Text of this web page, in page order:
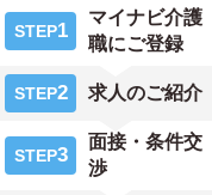
STEP1
マイナビ介護
職にご登録
STEP2 求人のご紹介
STEP3
面接・条件交
渉